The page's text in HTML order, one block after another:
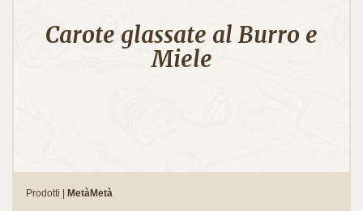
Carote glassate al Burro e
Miele
Prodotti | MetàMetà